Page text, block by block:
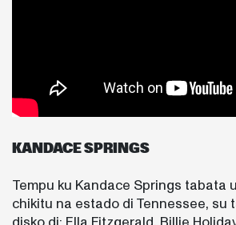
KANDACE SPRINGS
Tempu ku Kandace Springs tabata
chikitu na estado di Tennessee, su